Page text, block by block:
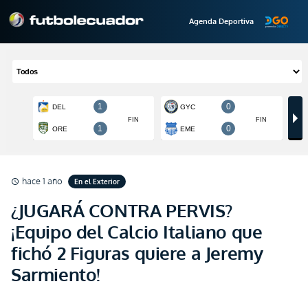
Agenda Deportiva
schedule hace 1 año En el Exterior
¿JUGARÁ CONTRA PERVIS?
¡Equipo del Calcio Italiano que
fichó 2 Figuras quiere a Jeremy
Sarmiento!